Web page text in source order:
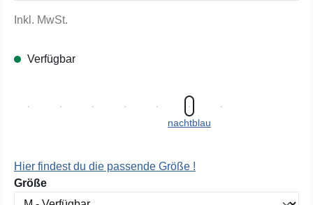
Inkl. MwSt.
Verfügbar
nachtblau
Hier findest du die passende Größe !
Größeauswählen